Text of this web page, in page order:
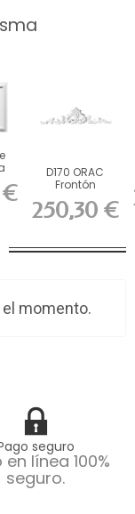
€
D170 ORAC
Frontón
Durofoam L105
x H24,5 x...
250,30 €
momento.
seguro
en línea 100%
seguro.